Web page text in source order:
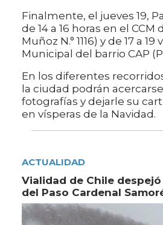
Finalmente, el jueves 19,
de 14 a 16 horas en el CCM
Muñoz N.° 1116) y de 17 a 19
Municipal del barrio CAP
En los diferentes
la ciudad podrán
fotografías y dejarle su
en vísperas de la Navidad.
ACTUALIDAD
Vialidad de Chile
del Paso Cardenal